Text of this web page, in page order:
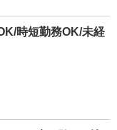
時短勤務OK/未経